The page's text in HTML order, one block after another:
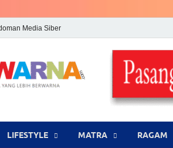
Media Siber
Memberikan Berita
‎LIFESTYLE MATRA ‎RAGAM